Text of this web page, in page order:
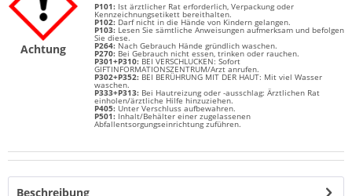
Achtung
P101: Ist ärztlicher Rat erforderlich, Verpackung oder
Kennzeichnungsetikett bereithalten.
P102: Darf nicht in die Hände von Kindern gelangen.
P103: Lesen Sie sämtliche Anweisungen aufmerksam und befolgen
Sie diese.
P264: Nach Gebrauch Hände gründlich waschen.
P270: Bei Gebrauch nicht essen, trinken oder rauchen.
P301+P310: BEI VERSCHLUCKEN: Sofort
GIFTINFORMATIONSZENTRUM/Arzt anrufen.
P302+P352: BEI BERÜHRUNG MIT DER HAUT: Mit viel Wasser
waschen.
P333+P313: Bei Hautreizung oder -ausschlag: Ärztlichen Rat
einholen/ärztliche Hilfe hinzuziehen.
P405: Unter Verschluss aufbewahren.
P501: Inhalt/Behälter einer zugelassenen
Abfallentsorgungseinrichtung zuführen.
Beschreibung